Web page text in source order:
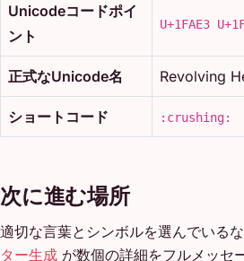
Unicodeコードポイ
ント
U+1FAE3
正式なUnicode名 Revolving
ショートコード :crushing:
次に進む場所
適切な言葉とシンボルを選んでいる
ター生成 が数個の詳細をフルメッセ